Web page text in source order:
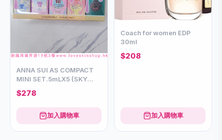
ANNA SUI AS COMPACT
MINI SET.5mLX5 (SKY
FANTASIA,SECRET
WISH,PRETTY
$278
加入購物車
Coach for women EDP
30ml
$208
加入購物車